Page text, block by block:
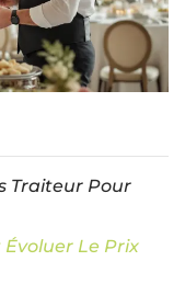
Traiteur Pour
Le Prix